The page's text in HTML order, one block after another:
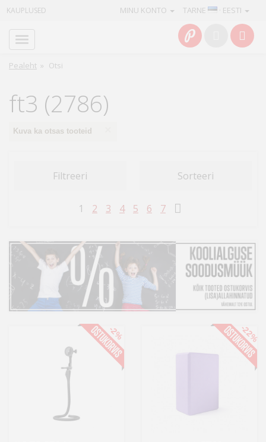
KAUPLUSED TARNE · EESTI
MINU KONTO
Pealeht » Otsi
ft3 (2786)
Kuva ka otsas tooteid
Filtreeri Sorteeri
1 2 3 4 5 6 7
-2% -22%
Info
Kaamerad
Elektroonika
Kodu